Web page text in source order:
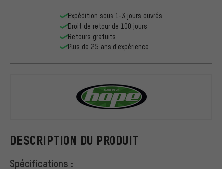
DESCRIPTION DU PRODUIT
Spécifications :
Expédition sous 1-3 jours ouvrés
Droit de retour de 100 jours
Retours gratuits
Plus de 25 ans d'expérience